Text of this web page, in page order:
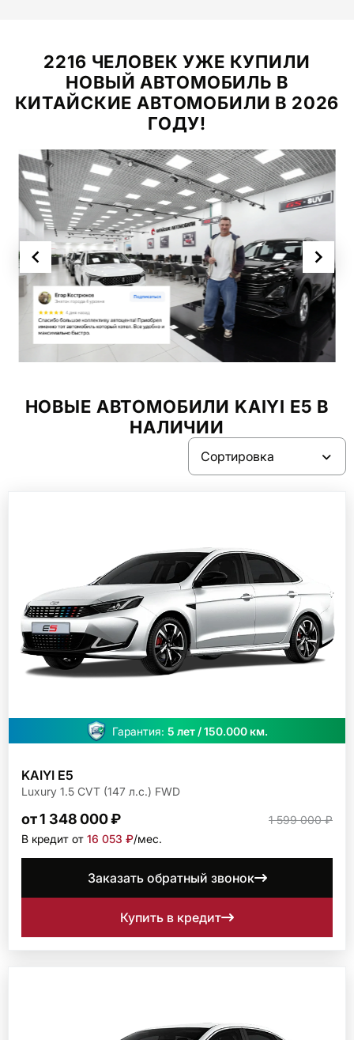
2216 ЧЕЛОВЕК УЖЕ КУПИЛИ
НОВЫЙ АВТОМОБИЛЬ В
КИТАЙСКИЕ АВТОМОБИЛИ В 2026
ГОДУ!
НОВЫЕ АВТОМОБИЛИ KAIYI E5 В
НАЛИЧИИ
Гарантия: 5 лет / 150.000 км.
KAIYI E5
Luxury 1.5 CVT (147 л.с.) FWD
от 1 348 000 ₽
1 599 000 ₽
В кредит от 16 053 ₽/мec.
Заказать обратный звонок
Купить в кредит